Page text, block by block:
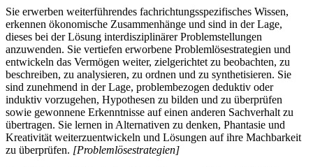
Sie erwerben weiterführendes fachrichtungsspezifisches Wissen,
erkennen ökonomische Zusammenhänge und sind in der Lage,
dieses bei der Lösung interdisziplinärer Problemstellungen
anzuwenden. Sie vertiefen erworbene Problemlösestrategien und
entwickeln das Vermögen weiter, zielgerichtet zu beobachten, zu
beschreiben, zu analysieren, zu ordnen und zu synthetisieren. Sie
sind zunehmend in der Lage, problembezogen deduktiv oder
induktiv vorzugehen, Hypothesen zu bilden und zu überprüfen
sowie gewonnene Erkenntnisse auf einen anderen Sachverhalt zu
übertragen. Sie lernen in Alternativen zu denken, Phantasie und
Kreativität weiterzuentwickeln und Lösungen auf ihre Machbarkeit
zu überprüfen. [Problemlösestrategien]